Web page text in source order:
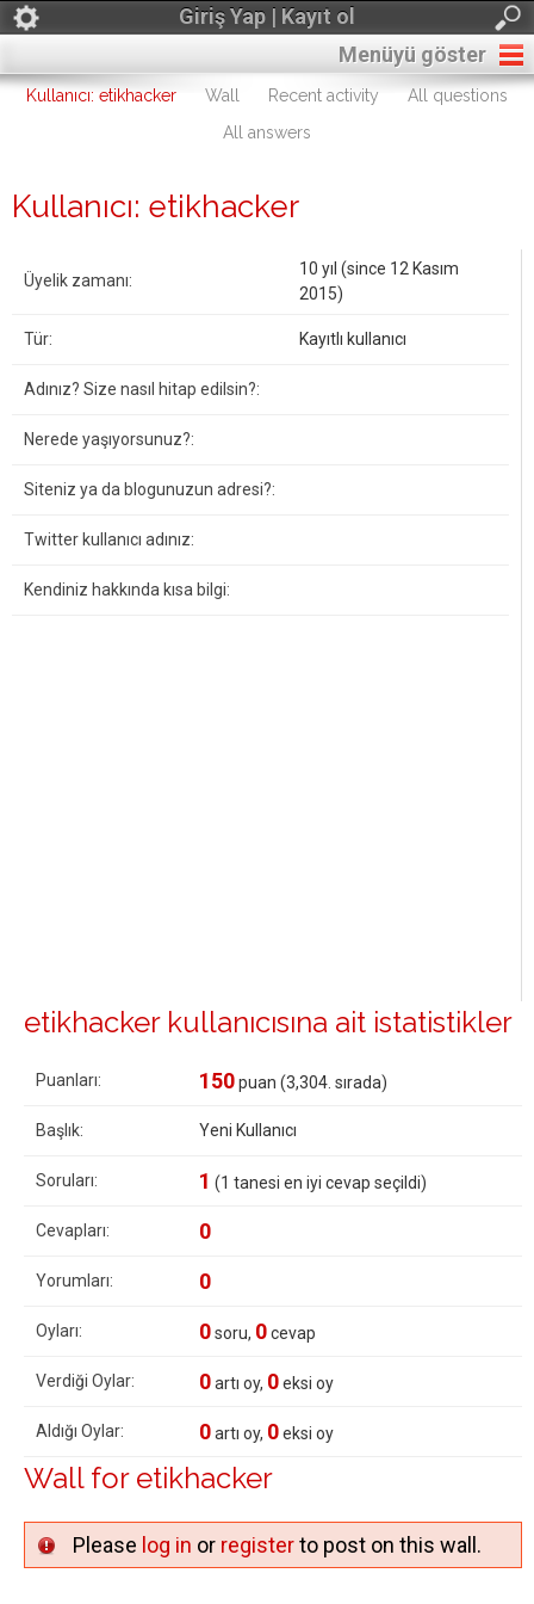
Giriş Yap | Kayıt ol
Menüyü göster
Kullanıcı: etikhacker Wall Recent activity
All questions
All answers
Kullanıcı: etikhacker
Üyelik zamanı:
10 yıl (since 12 Kasım
2015)
Tür: Kayıtlı kullanıcı
Adınız? Size nasıl hitap edilsin?:
Nerede yaşıyorsunuz?:
Siteniz ya da blogunuzun adresi?:
Twitter kullanıcı adınız:
Kendiniz hakkında kısa bilgi:
etikhacker kullanıcısına ait istatistikler
Puanları: 150puan (3,304 . sırada)
Başlık: Yeni Kullanıcı
Soruları: 1 (1 tanesi en iyi cevap seçildi)
Cevapları: 0
Yorumları: 0
Oyları: 0soru, 0cevap
Verdiği Oylar: 0artı oy, 0eksi oy
Aldığı Oylar: 0artı oy, 0eksi oy
Wall for etikhacker
Please log in or registerto post on this wall.